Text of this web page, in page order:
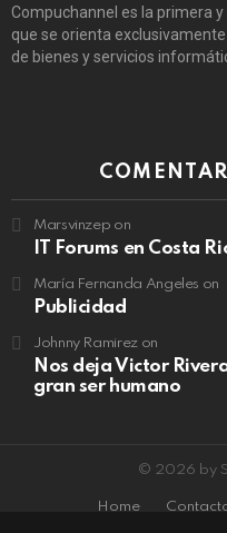
Compuchannel es la primera
que se orienta
de bienes y servicios
Marsvinzep on
IT Forums en Costa
María Fernanda Angeles on
Publicidad
Johnny Ramirezon
Nos deja Victor
gran ser humano
© 2026 by
Home